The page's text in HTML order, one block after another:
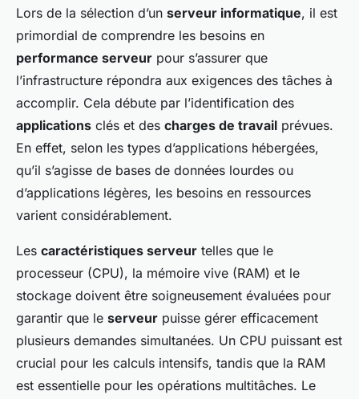
Lors de la sélection d’un serveur informatique, il est
primordial de comprendre les besoins en
performance serveur pour s’assurer que
l’infrastructure répondra aux exigences des tâches à
accomplir. Cela débute par l’identification des
applications clés et des charges de travail prévues.
En effet, selon les types d’applications hébergées,
qu’il s’agisse de bases de données lourdes ou
d’applications légères, les besoins en ressources
varient considérablement.
Les caractéristiques serveur telles que le
processeur (CPU), la mémoire vive (RAM) et le
stockage doivent être soigneusement évaluées pour
garantir que le serveur puisse gérer efficacement
plusieurs demandes simultanées. Un CPU puissant est
crucial pour les calculs intensifs, tandis que la RAM
est essentielle pour les opérations multitâches. Le